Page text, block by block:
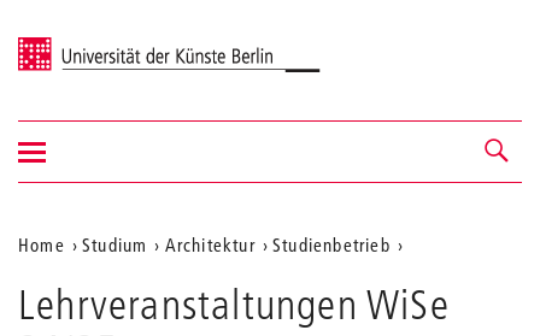
Universität der Künste Berlin
Navigation &
Suche
Navigation
ein-/ausblenden
Aktuelle
Position
auf
Home Studium Architektur Studienbetrieb
Lehrveranstaltungen WiSe